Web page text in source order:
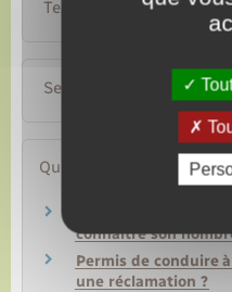
Textes de référence
Services en ligne et
Questions ? Réponses !
connaître son
Permis de conduire
une réclamation ?